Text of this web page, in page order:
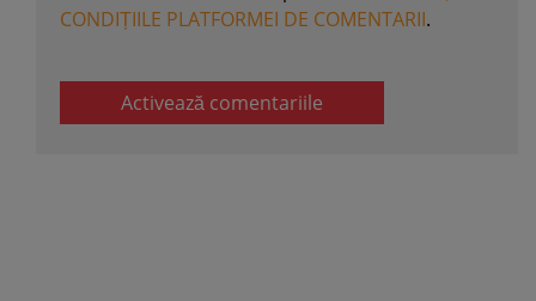
CONDIȚIILE PLATFORMEI DE COMENTARII.
Activează comentariile